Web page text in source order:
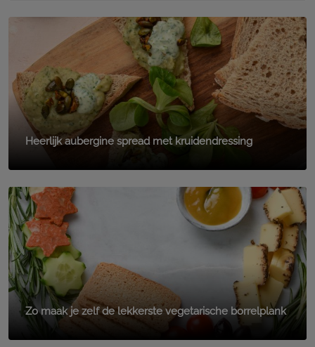
Heerlijk aubergine spread met kruidendressing
Zo maak je zelf de lekkerste vegetarische borrelplank